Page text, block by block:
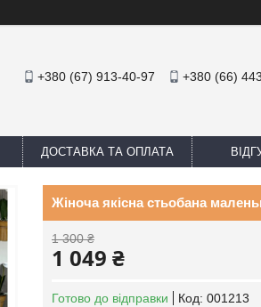
+380 (67) 913-40-97 +380 (66)
ДОСТАВКА ТА ОПЛАТА
Жіноча якісна стьобана
1 300 ₴
1 049 ₴
Готово до відправки Код: 001213